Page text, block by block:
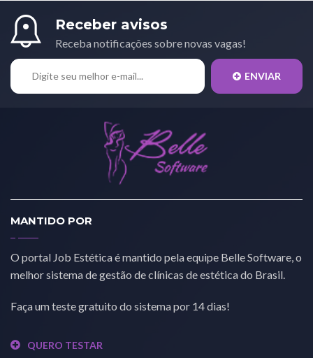
Receber avisos
Receba notificações sobre novas vagas!
ENVIAR
MANTIDO POR
O portal Job Estética é mantido pela equipe Belle Software, o
melhor sistema de gestão de clínicas de estética do Brasil.
Faça um teste gratuito do sistema por 14 dias!
QUERO TESTAR